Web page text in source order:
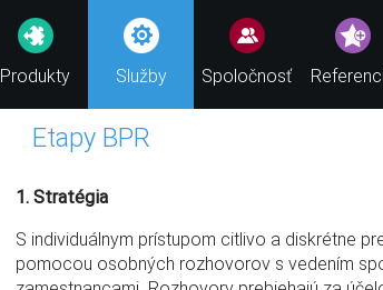
Produkty Služby Spoločnosť
Etapy BPR
1. Stratégia
S individuálnym prístupom citlivo a diskrétne
pomocou osobných rozhovorov s vedením